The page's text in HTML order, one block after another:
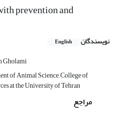
prevention and
نویسندگان English
Gholami
of Animal Science, College of
at the University of Tehran
مراجع